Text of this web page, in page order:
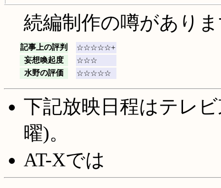
続編制作の噂があり
記事上の評判
☆☆☆☆☆+
妄想喚起度
☆☆☆
水野の評価
☆☆☆☆☆
下記放映日程はテレ
曜)。
AT-Xでは